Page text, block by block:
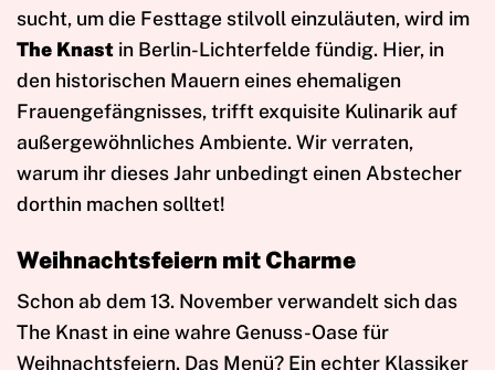
sucht, um die Festtage stilvoll einzuläuten, wird im
The Knast in Berlin-Lichterfelde fündig. Hier, in
den historischen Mauern eines ehemaligen
Frauengefängnisses, trifft exquisite Kulinarik auf
außergewöhnliches Ambiente. Wir verraten,
warum ihr dieses Jahr unbedingt einen Abstecher
dorthin machen solltet!
Weihnachtsfeiern mit Charme
Schon ab dem 13. November verwandelt sich das
The Knast in eine wahre Genuss-Oase für
Weihnachtsfeiern. Das Menü? Ein echter Klassiker